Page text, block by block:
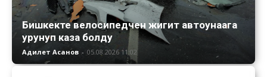
Бишкекте велосипедчен жигит автоунаага
урунуп каза болду
Адилет Асанов - 05.08.2026 11:02